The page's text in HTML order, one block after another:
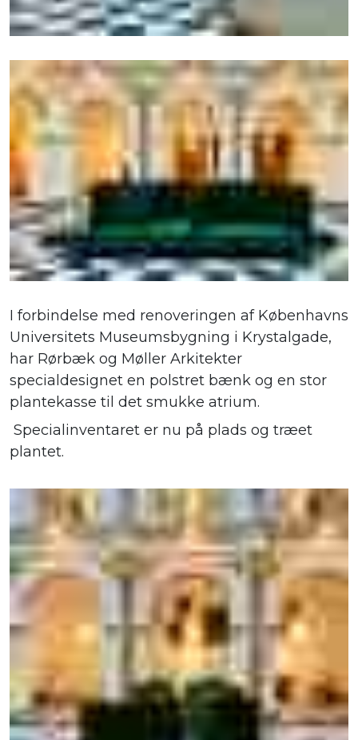
I forbindelse med renoveringen af Københavns
Universitets Museumsbygning i Krystalgade,
har Rørbæk og Møller Arkitekter
specialdesignet en polstret bænk og en stor
plantekasse til det smukke atrium.
Specialinventaret er nu på plads og træet
plantet.